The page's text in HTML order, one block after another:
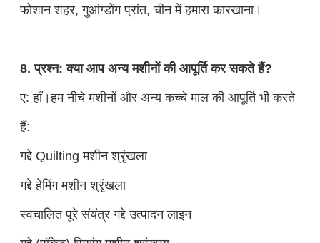
फोशान शहर, गुआंग्डोंग प्रांत, चीन में हमारा कारखाना।
8. प्रश्न: क्या आप अन्य मशीनों की आपूर्ति कर सकते हैं?
ए: हाँ।हम नीचे मशीनों और अन्य कच्चे माल की आपूर्ति भी करते
हैं:
गद्दे Quilting मशीन श्रृंखला
गद्दे हेमिंग मशीन श्रृंखला
स्वचालित पूरे संयंत्र गद्दे उत्पादन लाइन